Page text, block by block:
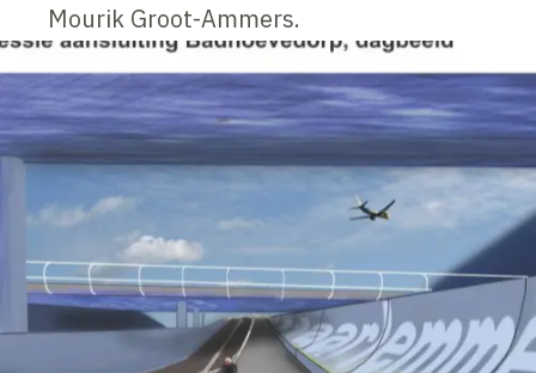
Mourik Groot-Ammers.